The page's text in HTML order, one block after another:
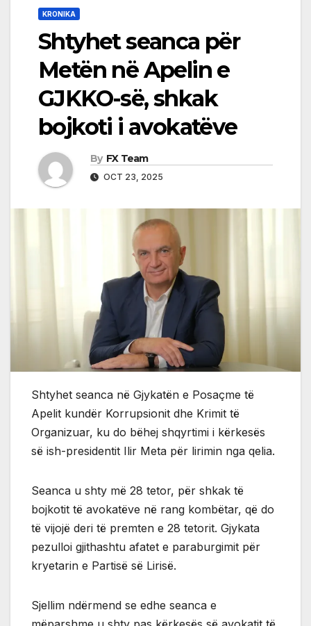
KRONIKA
Shtyhet seanca për
Metën në Apelin e
GJKKO-së, shkak
bojkoti i avokatëve
By FX Team
OCT 23, 2025
Shtyhet seanca në Gjykatën e Posaçme të
Apelit kundër Korrupsionit dhe Krimit të
Organizuar, ku do bëhej shqyrtimi i kërkesës
së ish-presidentit Ilir Meta për lirimin nga qelia.
Seanca u shty më 28 tetor, për shkak të
bojkotit të avokatëve në rang kombëtar, që do
të vijojë deri të premten e 28 tetorit. Gjykata
pezulloi gjithashtu afatet e paraburgimit për
kryetarin e Partisë së Lirisë.
Sjellim ndërmend se edhe seanca e